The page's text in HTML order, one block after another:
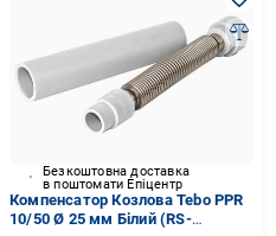
Безкоштовна доставка
в поштомати Епіцентр
Компенсатор Козлова Tebo PPR
10/50 Ø 25 мм Білий (RS-